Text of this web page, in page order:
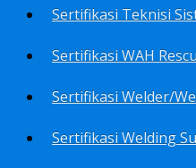
Sertifikasi WAH
Sertifikasi Welder/
Sertifikasi Welding